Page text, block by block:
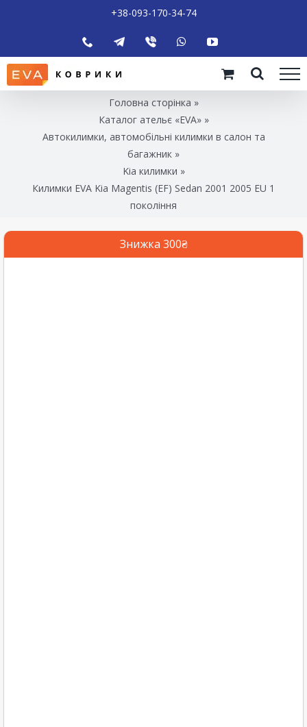
+38-093-170-34-74
Головна сторінка »
Каталог ательє «EVA»»
Автокилимки, автомобільні килимки в салон та
багажник »
Kia килимки »
Килимки EVA Kia Magentis (EF) Sedan 2001 2005 EU 1
покоління
Знижка 300₴